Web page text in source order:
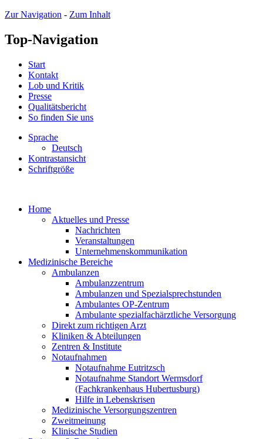
Zur Navigation - Zum Inhalt
Top-Navigation
Start
Kontakt
Lob und Kritik
Presse
Qualitätsbericht
So finden Sie uns
Sprache
Deutsch
Kontrastansicht
Schriftgröße
Home
Aktuelles und Presse
Nachrichten
Veranstaltungen
Unternehmenskommunikation
Medizinische Bereiche
Ambulanzen
Ambulanzzentrum
Ambulanzen und Spezialsprechstunden
Ambulantes OP-Zentrum
Ambulante spezialfachärztliche Versorgung
Direkt zum richtigen Arzt
Kliniken & Abteilungen
Zentren & Institute
Notaufnahmen
Notaufnahme Eutritzsch
Notaufnahme Standort Wermsdorf
(Fachkrankenhaus Hubertusburg)
Hilfe in Lebenskrisen
Medizinische Versorgungszentren
Zweitmeinung
Klinische Studien